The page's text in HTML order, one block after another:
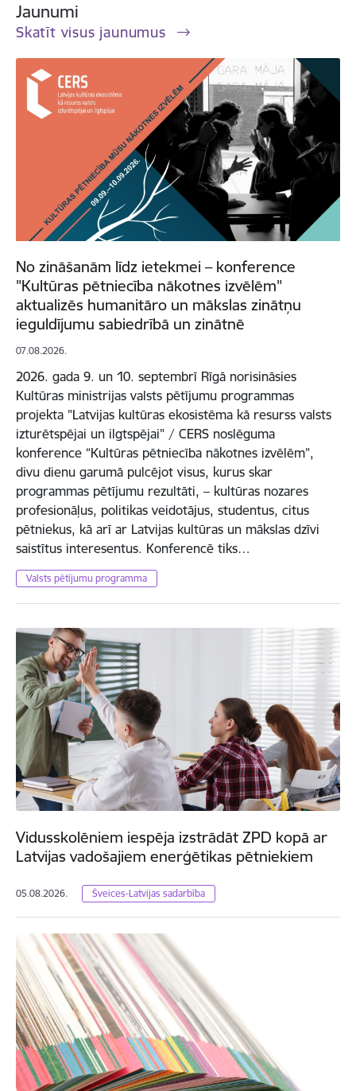
Jaunumi
Skatīt visus jaunumus
No zināšanām līdz ietekmei – konference
"Kultūras pētniecība nākotnes izvēlēm"
aktualizēs humanitāro un mākslas zinātņu
ieguldījumu sabiedrībā un zinātnē
07.08.2026.
2026. gada 9. un 10. septembrī Rīgā norisināsies
Kultūras ministrijas valsts pētījumu programmas
projekta "Latvijas kultūras ekosistēma kā resurss valsts
izturētspējai un ilgtspējai" / CERS noslēguma
konference “Kultūras pētniecība nākotnes izvēlēm”,
divu dienu garumā pulcējot visus, kurus skar
programmas pētījumu rezultāti, – kultūras nozares
profesionāļus, politikas veidotājus, studentus, citus
pētniekus, kā arī ar Latvijas kultūras un mākslas dzīvi
saistītus interesentus. Konferencē tiks…
Valsts pētījumu programma
Vidusskolēniem iespēja izstrādāt ZPD kopā ar
Latvijas vadošajiem enerģētikas pētniekiem
05.08.2026. Šveices-Latvijas sadarbība